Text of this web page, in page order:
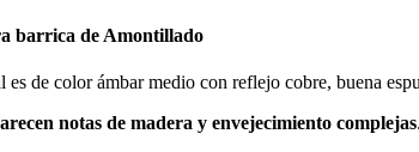
barrica de Amontillado
es de color ámbar medio con reflejo cobre, buena
notas de madera y envejecimiento complejas